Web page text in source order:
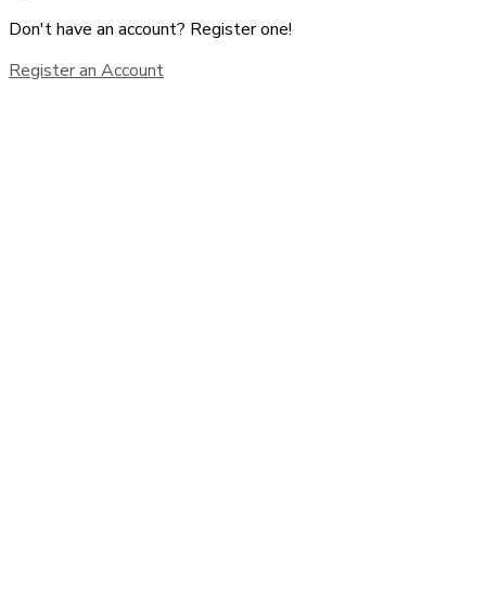
Don't have an account? Register one!
Register an Account